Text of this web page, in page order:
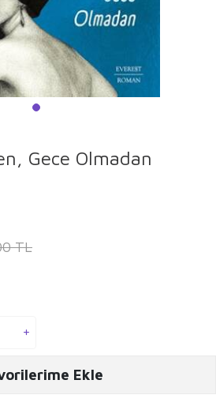
Gece Olmadan
TL
Ekle